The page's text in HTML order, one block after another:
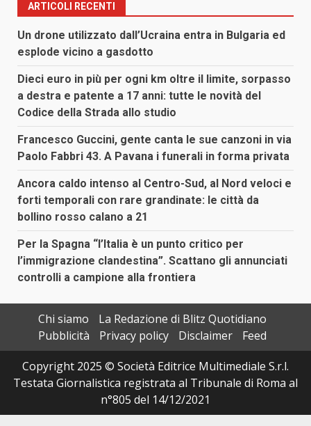
ARTICOLI RECENTI
Un drone utilizzato dall’Ucraina entra in Bulgaria ed
esplode vicino a gasdotto
Dieci euro in più per ogni km oltre il limite, sorpasso
a destra e patente a 17 anni: tutte le novità del
Codice della Strada allo studio
Francesco Guccini, gente canta le sue canzoni in via
Paolo Fabbri 43. A Pavana i funerali in forma privata
Ancora caldo intenso al Centro-Sud, al Nord veloci e
forti temporali con rare grandinate: le città da
bollino rosso calano a 21
Per la Spagna “l’Italia è un punto critico per
l’immigrazione clandestina”. Scattano gli annunciati
controlli a campione alla frontiera
Chi siamo
La Redazione di Blitz Quotidiano
Pubblicità
Privacy policy Disclaimer
Feed
Copyright 2025 © Società Editrice Multimediale S.r.l.
Testata Giornalistica registrata al Tribunale di Roma al
n°805 del 14/12/2021